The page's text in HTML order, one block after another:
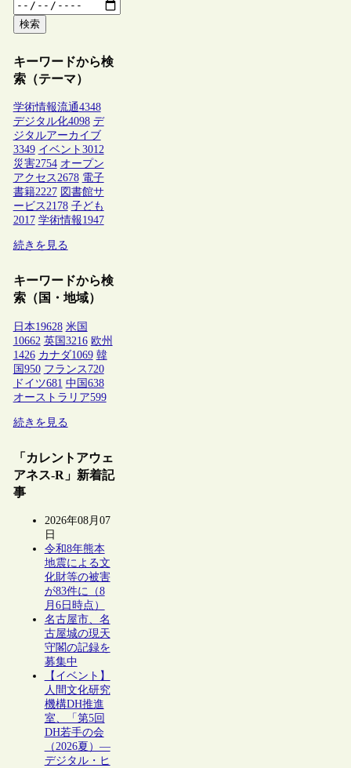
検索
キーワードから検
索（テーマ）
学術情報流通4348
デジタル化4098 デ
ジタルアーカイブ
3349 イベント 3012
災害2754 オープン
アクセス2678 電子
書籍2227 図書館サ
ービス2178 子ども
2017 学術情報1947
続きを見る
キーワードから検
索（国・地域）
日本19628 米国
10662 英国 3216 欧州
1426 カナダ1069 韓
国 950 フランス 720
ドイツ681 中国 638
オーストラリア599
続きを見る
「カレントアウェ
アネス-R」新着記
事
2026年08月07
日
令和8年熊本
地震による文
化財等の被害
が83件に（8
月6日時点）
名古屋市、名
古屋城の現天
守閣の記録を
募集中
【イベント】
人間文化研究
機構DH推進
室、「第5回
DH若手の会
（2026夏）―
デジタル・ヒ